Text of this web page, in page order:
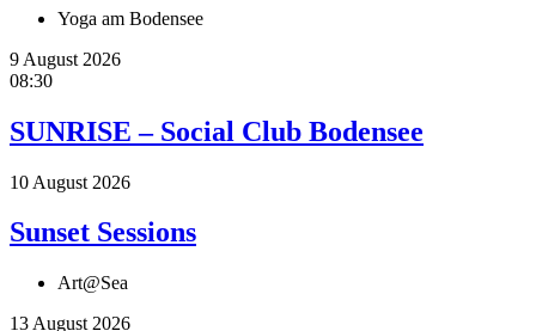
Yoga am Bodensee
9 August 2026
08:30
SUNRISE – Social Club Bodensee
10 August 2026
Sunset Sessions
Art@Sea
13 August 2026